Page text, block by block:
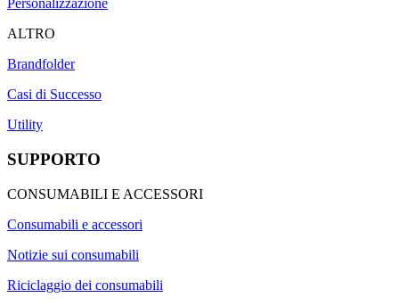
Personalizzazione
ALTRO
Brandfolder
Casi di Successo
Utility
SUPPORTO
CONSUMABILI E ACCESSORI
Consumabili e accessori
Notizie sui consumabili
Riciclaggio dei consumabili